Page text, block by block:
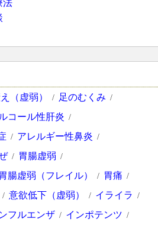
法
（虚弱）
足のむくみ
コール性肝炎
アレルギー性鼻炎
胃腸虚弱
胃腸虚弱（フレイル）
胃痛
意欲低下（虚弱）
イライラ
フルエンザ
インポテンツ